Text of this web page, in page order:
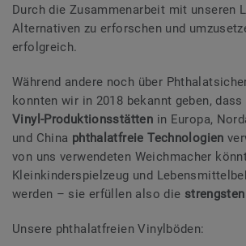
Durch die Zusammenarbeit mit unseren
Alternativen zu erforschen und
erfolgreich.
Während andere noch über
konnten wir in 2018 bekannt geben, dass
Vinyl-Produktionsstätten in Europa,
und China phthalatfreie Technologien
von uns verwendeten Weichmacher
Kleinkinderspielzeug und
werden – sie erfüllen also die
Unsere phthalatfreien Vinylböden: